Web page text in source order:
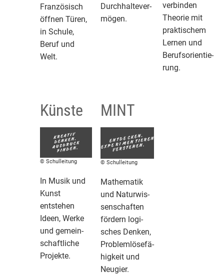
Fran­zö­sisch
öffnen Türen,
in Schule,
Beruf und
Welt.
Durch­hal­te­ver­
mögen.
verbinden
Theorie mit
prak­ti­schem
Lernen und
Berufs­o­ri­en­tie­
rung.
Künste
© Schulleitung
In Musik und
Kunst
entstehen
Ideen, Werke
und gemein­
schaft­liche
Projekte.
MINT
© Schulleitung
Mathe­matik
und Natur­wis­
sen­schaften
fördern logi­
sches Denken,
Problem­lö­se­fä­
hig­keit und
Neugier.